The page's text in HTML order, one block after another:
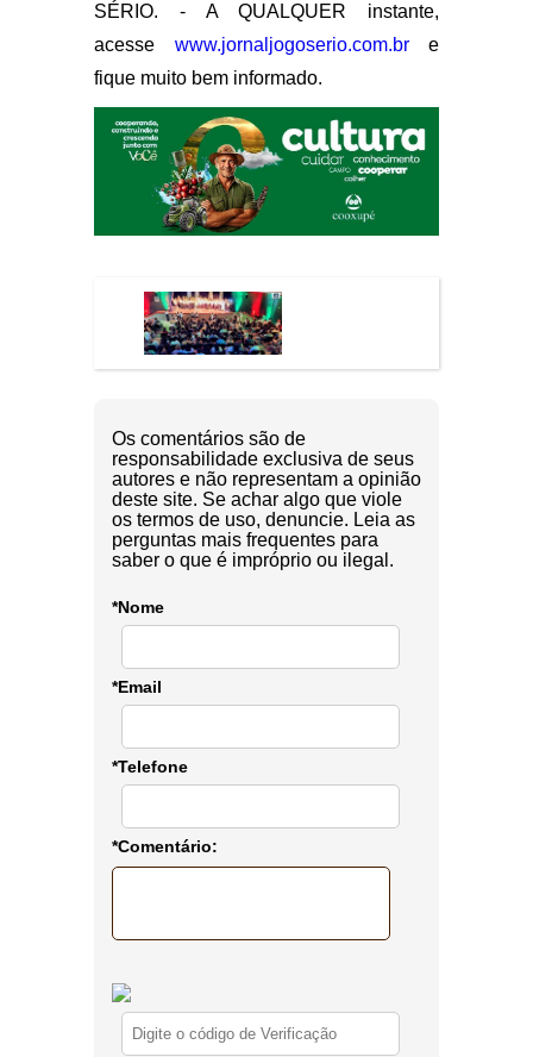
SÉRIO. - A QUALQUER instante,
acesse www.jornaljogoserio.com.bre
fique muito bem informado.
Os comentários são de
responsabilidade exclusiva de seus
autores e não representam a opinião
deste site. Se achar algo que viole
os termos de uso, denuncie. Leia as
perguntas mais frequentes para
saber o que é impróprio ou ilegal.
*Nome
*Email
*Telefone
*Comentário: